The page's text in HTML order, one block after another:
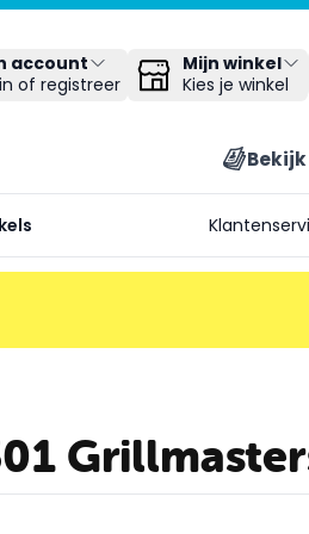
account
of registreer
Mijn winkel
Kies je winkel